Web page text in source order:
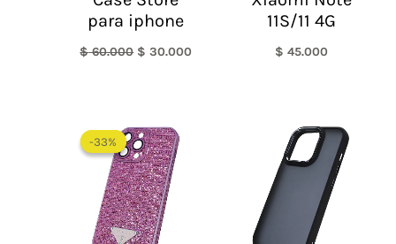
para iphone
$60.000 $ 30.000
11S/11 4G
$ 45.000
-33%
-33%
precio
original
era:
$ 60.000.